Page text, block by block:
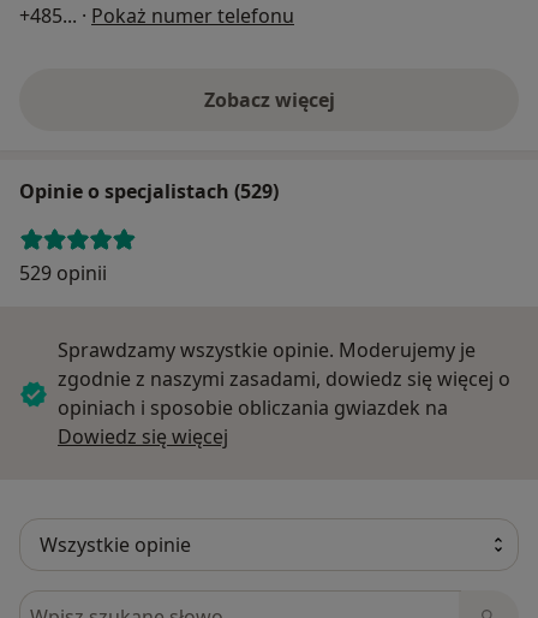
+485... · Pokaż numer telefonu
Zobacz więcej
Opinie o specjalistach (529)
529 opinii
Sprawdzamy wszystkie opinie. Moderujemy je
zgodnie z naszymi zasadami, dowiedz się więcej o
opiniach i sposobie obliczania gwiazdek na
Dowiedz się więcej
Szukaj w opiniach